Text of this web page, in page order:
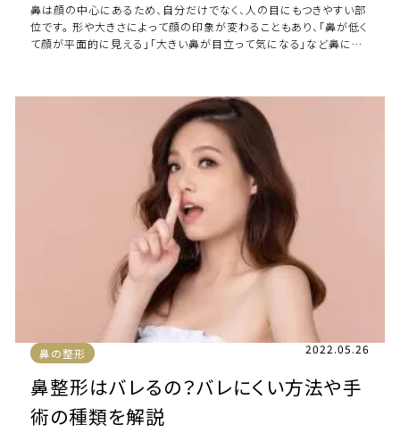
鼻は顔の中心にあるため、自分だけでなく、人の目にもつきやすい部
位です。 形や大きさによって顔の印象が変わることもあり、「鼻が低く
て顔が平面的に見える」「大きい鼻が目立って気になる」など鼻にコ
鼻の整形 2022.05.26
鼻整形はバレるの？バレにくい方法や手
術の種類を解説